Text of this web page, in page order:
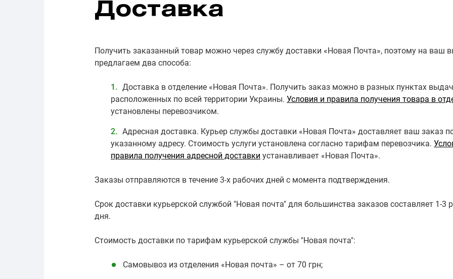
Доставка
Получить заказанный товар можно через службу доставки «Новая Почта», поэтому на ваш
предлагаем два способа:
Доставка в отделение «Новая Почта». Получить заказ можно в разных пунктах
расположенных по всей территории Украины. Условия и правила получения товара в
установлены перевозчиком.
Адресная доставка. Курьер службы доставки «Новая Почта» доставляет ваш заказ
указанному адресу. Стоимость услуги установлена согласно тарифам перевозчика.
правила получения адресной доставки устанавливает «Новая Почта».
Заказы отправляются в течение 3-х рабочих дней с момента подтверждения.
Срок доставки курьерской службой "Новая почта" для большинства заказов составляет 1-3
дня.
Стоимость доставки по тарифам курьерской службы "Новая почта":
Самовывоз из отделения «Новая почта» – от 70 грн;